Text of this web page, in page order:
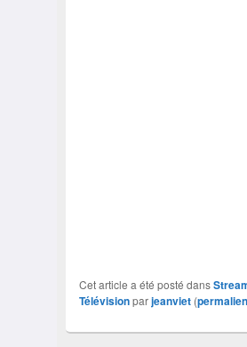
Cet article a été posté dans
Télévisionparjeanviet(permalien